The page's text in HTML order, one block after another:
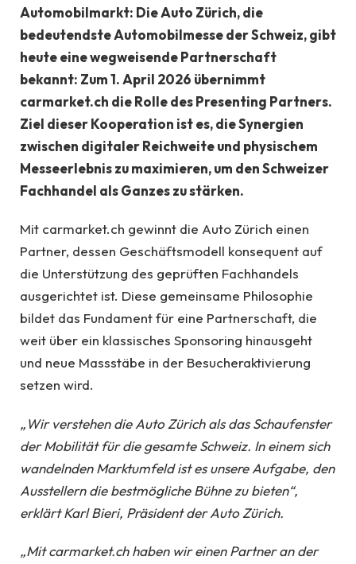
Automobilmarkt: Die Auto Zürich, die
bedeutendste Automobilmesse der Schweiz, gibt
heute eine wegweisende Partnerschaft
bekannt: Zum 1. April 2026 übernimmt
carmarket.ch die Rolle des Presenting Partners.
Ziel dieser Kooperation ist es, die Synergien
zwischen digitaler Reichweite und physischem
Messeerlebnis zu maximieren, um den Schweizer
Fachhandel als Ganzes zu stärken.
Mit carmarket.ch gewinnt die Auto Zürich einen
Partner, dessen Geschäftsmodell konsequent auf
die Unterstützung des geprüften Fachhandels
ausgerichtet ist. Diese gemeinsame Philosophie
bildet das Fundament für eine Partnerschaft, die
weit über ein klassisches Sponsoring hinausgeht
und neue Massstäbe in der Besucheraktivierung
setzen wird.
„Wir verstehen die Auto Zürich als das Schaufenster
der Mobilität für die gesamte Schweiz. In einem sich
wandelnden Marktumfeld ist es unsere Aufgabe, den
Ausstellern die bestmögliche Bühne zu bieten“,
erklärt Karl Bieri, Präsident der Auto Zürich.
„Mit carmarket.ch haben wir einen Partner an der